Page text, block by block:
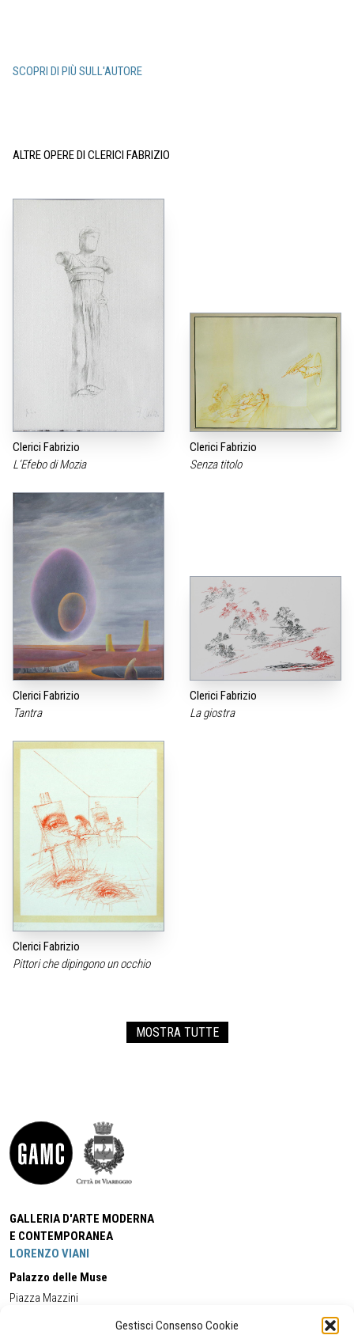
Gestisci Consenso Cookie
SCOPRI DI PIÙ SULL'AUTORE
ALTRE OPERE DI CLERICI FABRIZIO
Clerici Fabrizio
L‘Efebo di Mozia
Clerici Fabrizio
Senza titolo
Clerici Fabrizio
Tantra
Clerici Fabrizio
La giostra
Clerici Fabrizio
Pittori che dipingono un occhio
MOSTRA TUTTE
GALLERIA D'ARTE MODERNA
E CONTEMPORANEA
LORENZO VIANI
Palazzo delle Muse
Piazza Mazzini
Cell:+39 338 5714978 (orario apertura Galleria)